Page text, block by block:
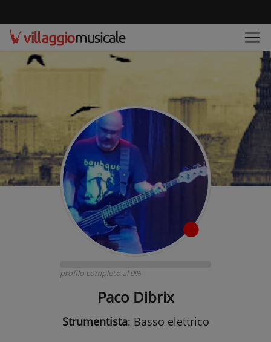
profilo completo al 0%
Paco Dibrix
Strumentista: Basso elettrico